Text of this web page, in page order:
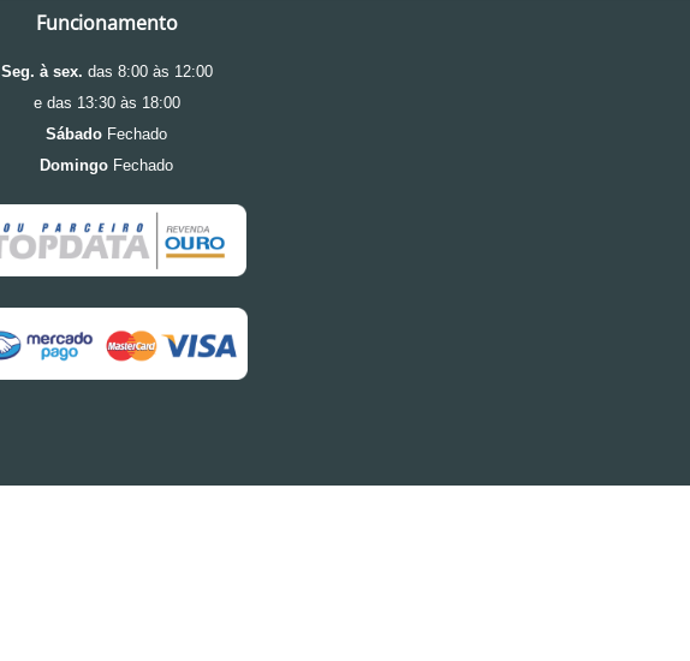
Funcionamento
Seg. à sex. das 8:00 às 12:00
e das 13:30 às 18:00
Sábado Fechado
Domingo Fechado